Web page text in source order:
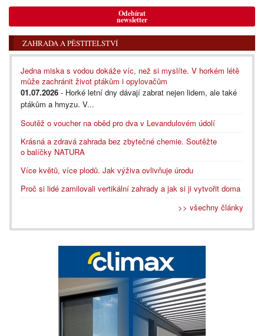
Odebírat
newsletter
ZAHRADA A PĚSTITELSTVÍ
Jedna miska s vodou dokáže víc, než si myslíte. V horkém létě
může zachránit život ptákům i opylovačům
01.07.2026 - Horké letní dny dávají zabrat nejen lidem, ale také
ptákům a hmyzu. V...
Soutěž o voucher na oběd pro dva v Levandulovém údolí
Krásná a zdravá zahrada bez zbytečné chemie. Soutěžte
o balíčky NATURA
Více květů, více plodů. Jak výživa ovlivňuje úrodu
Proč si lidé zamilovali vertikální zahrady a jak si ji vytvořit doma
>> všechny články